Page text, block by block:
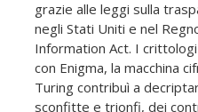
grazie alle leggi sulla
negli Stati Uniti e nel
Information Act. I
con Enigma, la macchina
Turing contribuì a
sconfitte e trionfi, dei